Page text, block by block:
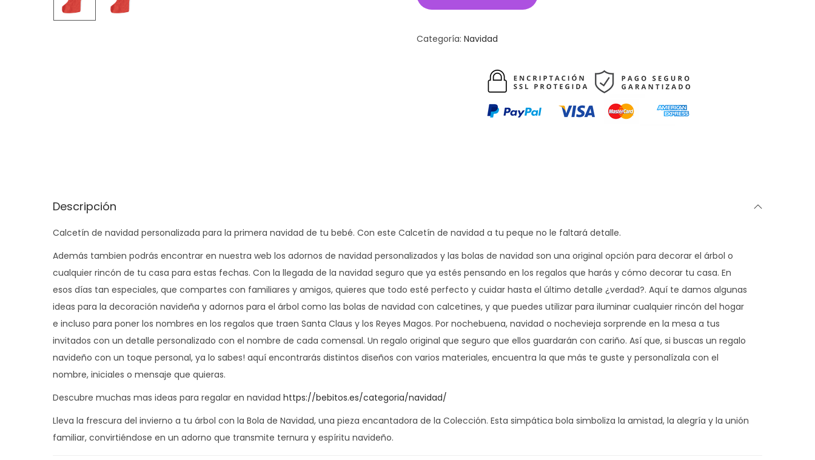
Categoría: Navidad
Descripción
Calcetín de navidad personalizada para la primera navidad de tu bebé. Con este Calcetín de navidad a tu peque no le faltará detalle.
Además tambien podrás encontrar en nuestra web los adornos de navidad personalizados y las bolas de navidad son una original opción para decorar el árbol o
cualquier rincón de tu casa para estas fechas. Con la llegada de la navidad seguro que ya estés pensando en los regalos que harás y cómo decorar tu casa. En
esos días tan especiales, que compartes con familiares y amigos, quieres que todo esté perfecto y cuidar hasta el último detalle ¿verdad?. Aquí te damos algunas
ideas para la decoración navideña y adornos para el árbol como las bolas de navidad con calcetines, y que puedes utilizar para iluminar cualquier rincón del hogar
e incluso para poner los nombres en los regalos que traen Santa Claus y los Reyes Magos. Por nochebuena, navidad o nochevieja sorprende en la mesa a tus
invitados con un detalle personalizado con el nombre de cada comensal. Un regalo original que seguro que ellos guardarán con cariño. Así que, si buscas un regalo
navideño con un toque personal, ya lo sabes! aquí encontrarás distintos diseños con varios materiales, encuentra la que más te guste y personalízala con el
nombre, iniciales o mensaje que quieras.
Descubre muchas mas ideas para regalar en navidad https://bebitos.es/categoria/navidad/
Lleva la frescura del invierno a tu árbol con la Bola de Navidad, una pieza encantadora de la Colección. Esta simpática bola simboliza la amistad, la alegría y la unión
familiar, convirtiéndose en un adorno que transmite ternura y espíritu navideño.